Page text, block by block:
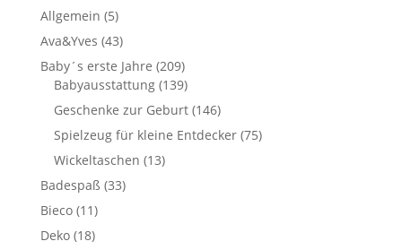
Allgemein (5)
Ava&Yves (43)
Baby´s erste Jahre (209)
Babyausstattung (139)
Geschenke zur Geburt (146)
Spielzeug für kleine Entdecker (75)
Wickeltaschen (13)
Badespaß (33)
Bieco (11)
Deko (18)